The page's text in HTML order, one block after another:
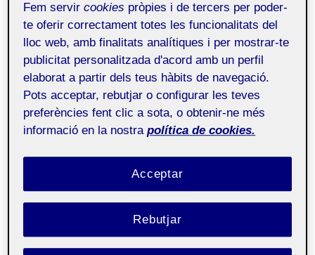
societat, mitjançant instal·lacions participatives.
Enllaç: El podeu visionar a
Sala Oval del MNAC_Marta Pérez_Agència EFE.
Fem servircookies pròpies i de tercers per poder-
te oferir correctament totes les funcionalitats del
lloc web, amb finalitats analítiques i per mostrar-te
publicitat personalitzada d'acord amb un perfil
elaborat a partir dels teus hàbits de navegació.
Pots acceptar, rebutjar o configurar les teves
preferències fent clic a sota, o obtenir-ne més
informació en la nostra política de cookies.
Rebutjar
Acceptar